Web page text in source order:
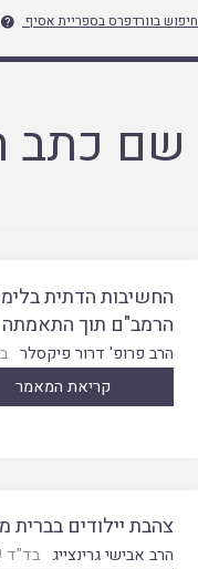
חיפוש בוורדפרס בספריית אסיף 
שם כתב
החשיבות הדתית
הרמב"ם תוך התאמתה
הרב פרופ' דרור פיקסלר
קריאת המאמר
צהבת יילודים בברית
הרב אבישי גרינצייג בד"ד 29